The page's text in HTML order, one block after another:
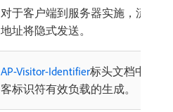
对于客户端到服务器实施，流设备
地址将隐式发送。
AP-Visitor-Identifier标头文档中描述
客标识符有效负载的生成。